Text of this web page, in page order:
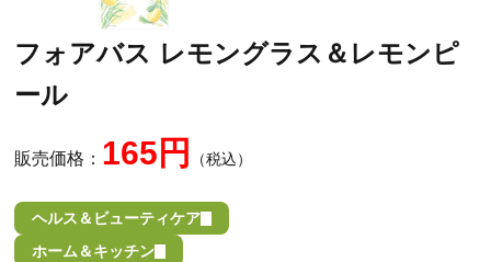
フォアバス レモングラス＆レモンピ
ール
販売価格： 165円 （税込）
ヘルス＆ビューティケア
ホーム＆キッチン